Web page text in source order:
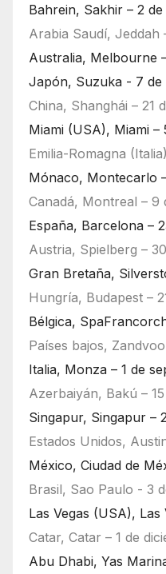
Bahrein, Sakhir – 2
Arabia Saudí, Jeddah
Australia, Melbourne
Japón, Suzuka - 7 de
China, Shanghái – 21
Miami (USA), Miami –
Emilia-Romagna
Mónaco, Montecarlo
Canadá, Montreal – 9
España, Barcelona –
Austria, Spielberg –
Gran Bretaña,
Hungría, Budapest –
Bélgica,
Países bajos,
Italia, Monza – 1 de
Azerbaiyán, Bakú –
Singapur, Singapur –
Estados Unidos,
México, Ciudad de
Brasil, Sao Paulo - 3
Las Vegas (USA),
Catar, Catar – 1 de
Abu Dhabi, Yas